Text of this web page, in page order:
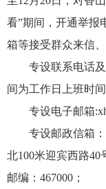
看”期间，开通举报
箱等接受群众来信、
专设联系电话
间为工作日上班时间
专设电子邮箱:
专设邮政信箱
北100米迎宾西路40
邮编：467000；